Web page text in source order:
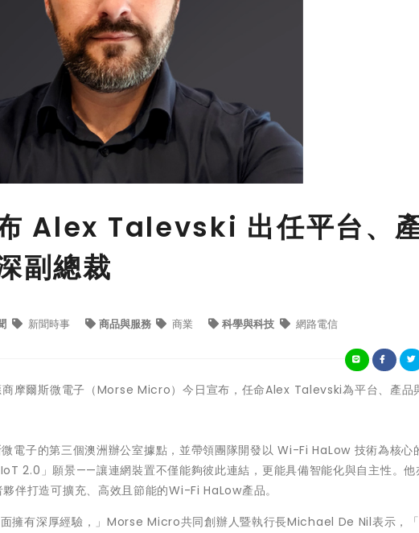
Alex Talevski 出任平台、
副總裁
新聞時事 商品與服務 商業 科學與科技 網路電信
摩爾斯微電子（Morse Micro）今日宣布，任命Alex Talevski為平台、產品
電子的第三個澳洲辦公室據點，並帶領團隊開發以 Wi-Fi HaLow 技術為核心
2.0」願景——讓連網裝置不僅能夠彼此連結，更能具備智能化與自主性。他
伴打造可擴充、高效且節能的Wi-Fi HaLow產品。
面擁有深厚經驗，」Morse Micro共同創辦人暨執行長Michael De Nil表示，